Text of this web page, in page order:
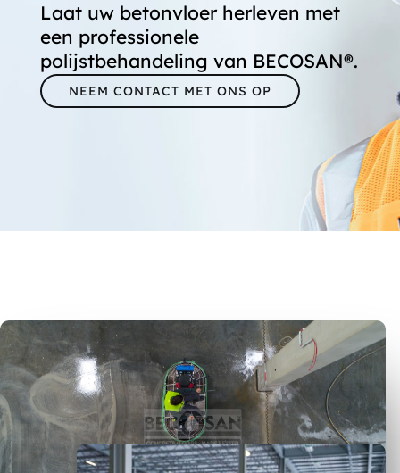
Laat uw betonvloer herleven met
een professionele
polijstbehandeling van BECOSAN®.
NEEM CONTACT MET ONS OP